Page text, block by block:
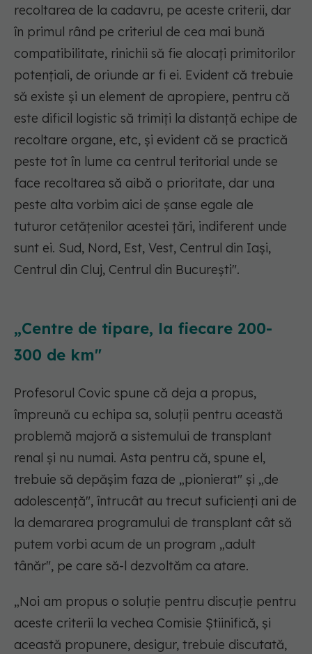
recoltarea de la cadavru, pe aceste criterii, dar
în primul rând pe criteriul de cea mai bună
compatibilitate, rinichii să fie alocați primitorilor
potențiali, de oriunde ar fi ei. Evident că trebuie
să existe și un element de apropiere, pentru că
este dificil logistic să trimiți la distanță echipe de
recoltare organe, etc, și evident că se practică
peste tot în lume ca centrul teritorial unde se
face recoltarea să aibă o prioritate, dar una
peste alta vorbim aici de șanse egale ale
tuturor cetățenilor acestei țări, indiferent unde
sunt ei. Sud, Nord, Est, Vest, Centrul din Iași,
Centrul din Cluj, Centrul din București".
„Centre de tipare, la fiecare 200-
300 de km"
Profesorul Covic spune că deja a propus,
împreună cu echipa sa, soluții pentru această
problemă majoră a sistemului de transplant
renal și nu numai. Asta pentru că, spune el,
trebuie să depășim faza de „pionierat" și „de
adolescență", întrucât au trecut suficienți ani de
la demararea programului de transplant cât să
putem vorbi acum de un program „adult
tânăr", pe care să-l dezvoltăm ca atare.
„Noi am propus o soluție pentru discuție pentru
aceste criterii la vechea Comisie Știinifică, și
această propunere, desigur, trebuie discutată,